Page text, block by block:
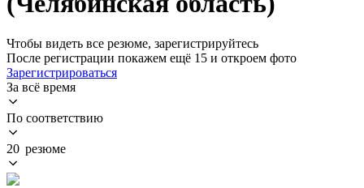
Чтобы видеть все резюме, зарегистрируйтесь
После регистрации покажем ещё 15 и откроем фото
Зарегистрироваться
За всё время
По соответствию
20 резюме